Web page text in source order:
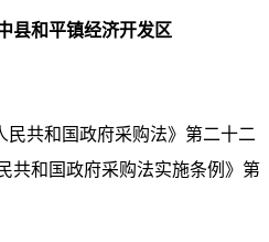
县和平镇经济开发区
民共和国政府采购法》第二十二
共和国政府采购法实施条例》第